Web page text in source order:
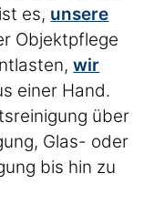
es, unsere
Objektpflege
wir
einer Hand.
über
Glas- oder
bis hin zu